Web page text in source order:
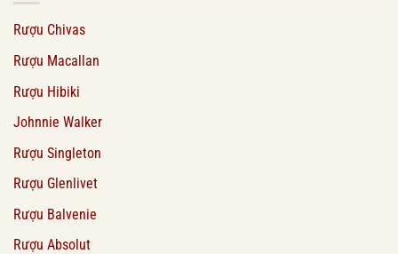
Rượu Chivas
Rượu Macallan
Rượu Hibiki
Johnnie Walker
Rượu Singleton
Rượu Glenlivet
Rượu Balvenie
Rượu Absolut